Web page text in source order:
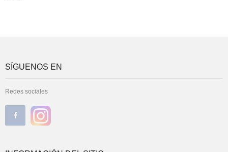
SÍGUENOS EN
Redes sociales